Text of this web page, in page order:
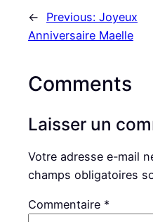
← Previous: Joyeux
Anniversaire Maelle
Comments
Laisser un
Votre adresse e-mail
champs obligatoires
Commentaire *